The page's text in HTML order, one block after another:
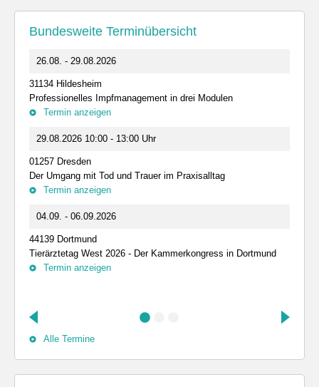
Bundesweite Terminübersicht
26.08. - 29.08.2026
31134 Hildesheim
Professionelles Impfmanagement in drei Modulen
Termin anzeigen
29.08.2026 10:00 - 13:00 Uhr
01257 Dresden
Der Umgang mit Tod und Trauer im Praxisalltag
Termin anzeigen
04.09. - 06.09.2026
44139 Dortmund
Tierärztetag West 2026 - Der Kammerkongress in Dortmund
Termin anzeigen
Alle Termine